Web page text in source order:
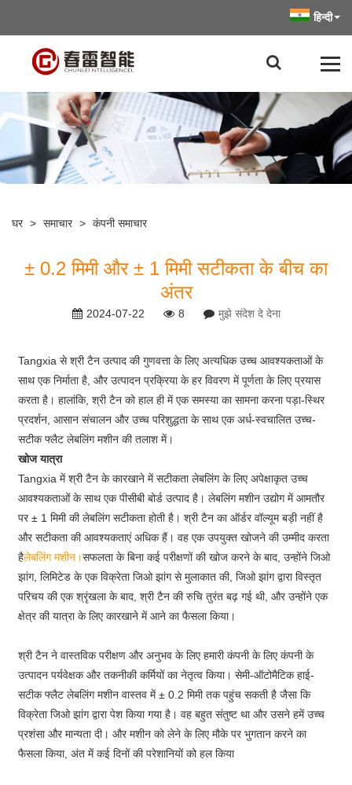
हिन्दी
घर > समाचार > कंपनी समाचार
± 0.2 मिमी और ± 1 मिमी सटीकता के बीच का
अंतर
2024-07-22 8 मुझे संदेश दे देना
Tangxia से श्री टैन उत्पाद की गुणवत्ता के लिए अत्यधिक उच्च आवश्यकताओं के
साथ एक निर्माता है, और उत्पादन प्रक्रिया के हर विवरण में पूर्णता के लिए प्रयास
करता है। हालांकि, श्री टैन को हाल ही में एक समस्या का सामना करना पड़ा-स्थिर
प्रदर्शन, आसान संचालन और उच्च परिशुद्धता के साथ एक अर्ध-स्वचालित उच्च-
सटीक फ्लैट लेबलिंग मशीन की तलाश में।
खोज यात्रा
Tangxia में श्री टैन के कारखाने में सटीकता लेबलिंग के लिए अपेक्षाकृत उच्च
आवश्यकताओं के साथ एक पीसीबी बोर्ड उत्पाद है। लेबलिंग मशीन उद्योग में आमतौर
पर ± 1 मिमी की लेबलिंग सटीकता होती है। श्री टैन का ऑर्डर वॉल्यूम बड़ी नहीं है
और सटीकता की आवश्यकताएं अधिक हैं। वह एक उपयुक्त खोजने की उम्मीद करता
हैलेबलिंग मशीन।सफलता के बिना कई परीक्षणों की खोज करने के बाद, उन्होंने जिओ
झांग, लिमिटेड के एक विक्रेता जिओ झांग से मुलाकात की, जिओ झांग द्वारा विस्तृत
परिचय की एक श्रृंखला के बाद, श्री टैन की रुचि तुरंत बढ़ गई थी, और उन्होंने एक
क्षेत्र की यात्रा के लिए कारखाने में आने का फैसला किया।
श्री टैन ने वास्तविक परीक्षण और अनुभव के लिए हमारी कंपनी के लिए कंपनी के
उत्पादन पर्यवेक्षक और तकनीकी कर्मियों का नेतृत्व किया। सेमी-ऑटोमैटिक हाई-
सटीक फ्लैट लेबलिंग मशीन वास्तव में ± 0.2 मिमी तक पहुंच सकती है जैसा कि
विक्रेता जिओ झांग द्वारा पेश किया गया है। वह बहुत संतुष्ट था और उसने हमें उच्च
प्रशंसा और मान्यता दी। और मशीन को लेने के लिए मौके पर भुगतान करने का
फैसला किया, अंत में कई दिनों की परेशानियों को हल किया